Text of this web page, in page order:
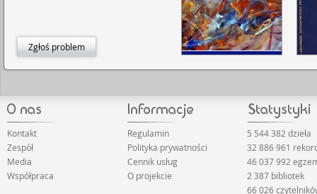
Zgłoś problem
Kontakt
Zespół
Media
Współpraca
Regulamin
Polityka prywatności
Cennik usług
O projekcie
5 544 382 dzieła
32 886 961
46 037 992
2 387 bibliotek
66 026